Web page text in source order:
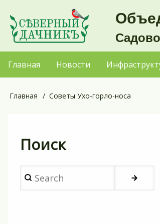
основному
Основная
навигация
Главная Новости
Строка
Главная Советы Ухо-горло-носа
Поиск
Search